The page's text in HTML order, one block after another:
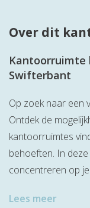
Over dit
Kantoorruimte
Swifterbant
Op zoek naar een
Ontdek de
kantoorruimtes
behoeften. In
concentreren op
Lees meer